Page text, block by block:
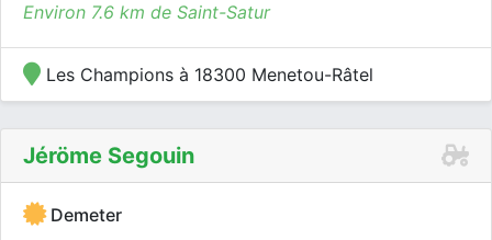
Environ 7.6 km de Saint-Satur
Les Champions à 18300 Menetou-Râtel
Jéröme Segouin
Demeter